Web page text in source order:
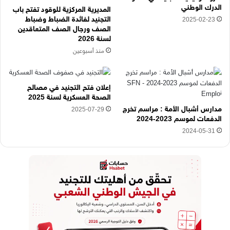
ن
ي
الدرك الوطني
2025-02-23
المديرية المركزية للوقود تفتح باب
التجنيد لفائدة الضباط وضباط
الصف ورجال الصف المتعاقدين
لسنة 2026
منذ أسبوعين
مدارس أشبال الأمة : مراسم تخرج
الدفعات لموسم 2023-2024
2024-05-31
إعلان فتح التجنيد في مصالح
الصحة العسكرية لسنة 2025
2025-07-29